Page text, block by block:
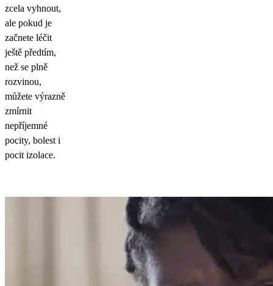
zcela vyhnout,
ale pokud je
začnete léčit
ještě předtím,
než se plně
rozvinou,
můžete výrazně
zmírnit
nepříjemné
pocity, bolest i
pocit izolace.